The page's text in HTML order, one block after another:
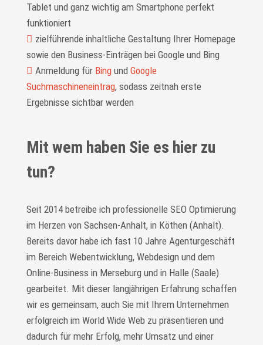
Tablet und ganz wichtig am Smartphone perfekt
funktioniert
zielführende inhaltliche Gestaltung Ihrer Homepage
sowie den Business-Einträgen bei Google und Bing
Anmeldung für Bingund Google
Suchmaschineneintrag, sodass zeitnah erste
Ergebnisse sichtbar werden
Mit wem haben Sie es hier zu
tun?
Seit 2014 betreibe ich professionelle SEO Optimierung
im Herzen von Sachsen-Anhalt, in Köthen (Anhalt).
Bereits davor habe ich fast 10 Jahre Agenturgeschäft
im Bereich Webentwicklung, Webdesign und dem
Online-Business in Merseburg und in Halle (Saale)
gearbeitet. Mit dieser langjährigen Erfahrung schaffen
wir es gemeinsam, auch Sie mit Ihrem Unternehmen
erfolgreich im World Wide Web zu präsentieren und
dadurch für mehr Erfolg, mehr Umsatz und einer